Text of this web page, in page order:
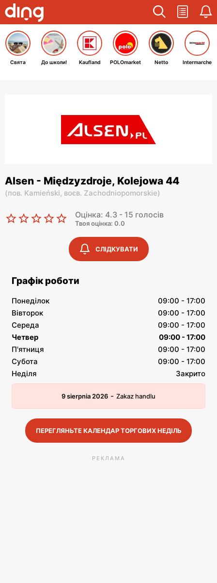
Свята До школи! Kaufland POLOmarket Netto Intermarche
Alsen - Międzyzdroje, Kolejowa 44
(пов. Kamieński, воєв. Zachodniopomorskie)
Оцінка: 4.3 - 15 голосів
Твоя оцінка: 0.0
СЛІДКУВАТИ
Графік роботи
Понеділок
09:00 - 17:00
Вівторок
09:00 - 17:00
Середа
09:00 - 17:00
Четвер
09:00 - 17:00
П'ятниця
09:00 - 17:00
Субота
09:00 - 17:00
Неділя
Закрито
9 sierpnia 2026 - Zakaz handlu
ПЕРЕГЛЯНЬТЕ КАЛЕНДАР ТОРГОВИХ НЕДІЛЬ
РЕКЛАМА